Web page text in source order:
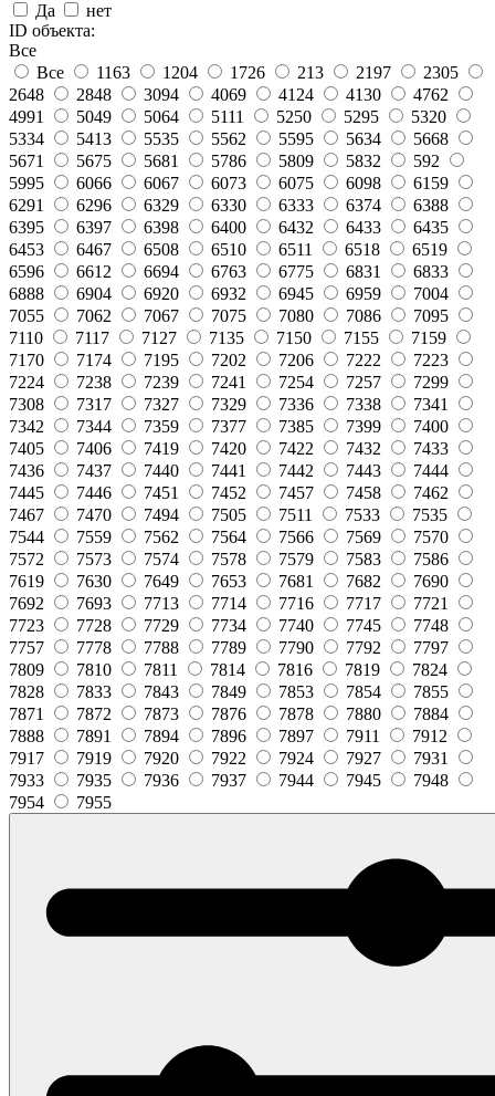
Да
нет
ID объекта:
Все
Все
1163 1204 1726 213 2197
2305
2648
2848 3094 4069 4124 4130
4762
4991
5049 5064 5111 5250 5295
5320
5334
5413 5535 5562 5595 5634
5668
5671
5675 5681 5786 5809 5832
592
5995
6066 6067 6073 6075 6098
6159
6291
6296 6329 6330 6333 6374
6388
6395
6397 6398 6400 6432 6433
6435
6453
6467 6508 6510 6511 6518
6519
6596
6612 6694 6763 6775 6831
6833
6888
6904 6920 6932 6945 6959
7004
7055
7062 7067 7075 7080 7086
7095
7110
7117 7127 7135 7150 7155
7159
7170
7174 7195 7202 7206 7222
7223
7224
7238 7239 7241 7254 7257
7299
7308
7317 7327 7329 7336 7338
7341
7342
7344 7359 7377 7385 7399
7400
7405
7406 7419 7420 7422 7432
7433
7436
7437 7440 7441 7442 7443
7444
7445
7446 7451 7452 7457 7458
7462
7467
7470 7494 7505 7511 7533
7535
7544
7559 7562 7564 7566 7569
7570
7572
7573 7574 7578 7579 7583
7586
7619
7630 7649 7653 7681 7682
7690
7692
7693 7713 7714 7716 7717
7721
7723
7728 7729 7734 7740 7745
7748
7757
7778 7788 7789 7790 7792
7797
7809
7810 7811 7814 7816 7819
7824
7828
7833 7843 7849 7853 7854
7855
7871
7872 7873 7876 7878 7880
7884
7888
7891 7894 7896 7897 7911
7912
7917
7919 7920 7922 7924 7927
7931
7933
7935 7936 7937 7944 7945
7948
7954
7955